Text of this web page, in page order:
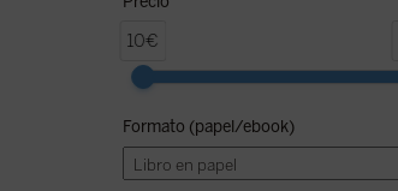
10€
Formato (papel/ebook)